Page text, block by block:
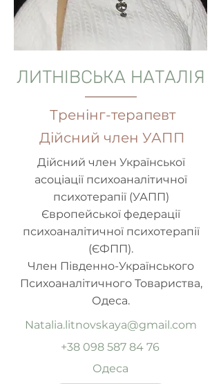
ЛИТНІВСЬКА НАТАЛІЯ
Тренінг-терапевт
Дійсний член УАПП
Дійсний член Української
асоціації психоаналітичної
психотерапії (УАПП)
Європейської федерації
психоаналітичної психотерапії
(ЄФПП).
Член Південно-Українського
Психоаналітичного Товариства,
Одеса.
Natalia.litnovskaya@gmail.com
+38 098 587 84 76
Одеса